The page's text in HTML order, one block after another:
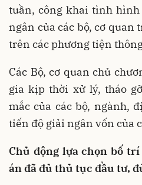
tuần, công khai tình
ngân của các bộ, cơ
trên các phương tiện
Các Bộ, cơ quan chủ
gia kịp thời xử lý, tháo
mắc của các bộ, ngành,
tiến độ giải ngân vốn của
Chủ động lựa chọn bố
án đã đủ thủ tục đầu tư,